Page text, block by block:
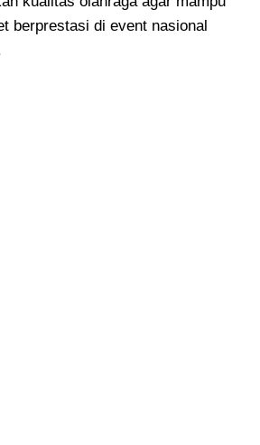
berprestasi di event nasional